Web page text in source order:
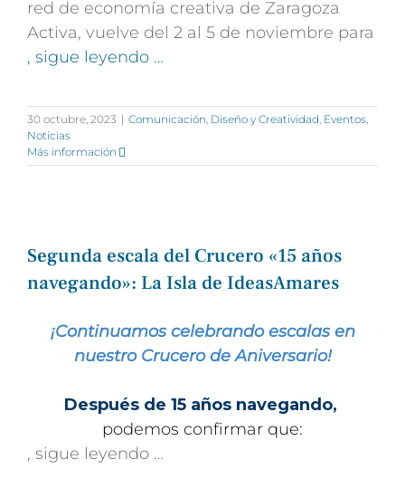
red de economía creativa de Zaragoza
Activa, vuelve del 2 al 5 de noviembre para
, sigue leyendo …
30 octubre, 2023 | Comunicación, Diseño y Creatividad, Eventos,
Noticias
Más información
Segunda escala del Crucero «15 años
navegando»: La Isla de IdeasAmares
¡Continuamos celebrando escalas en
nuestro Crucero de Aniversario!
Después de 15 años navegando,
podemos confirmar que:
, sigue leyendo …